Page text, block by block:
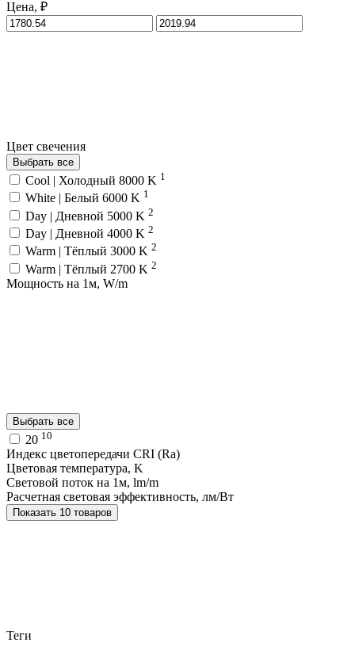
Цена, ₽
Цвет свечения
Выбрать все
Cool | Холодный 8000 K 1
White | Белый 6000 K 1
Day | Дневной 5000 K 2
Day | Дневной 4000 K 2
Warm | Тёплый 3000 K 2
Warm | Тёплый 2700 K 2
Мощность на 1м, W/m
Выбрать все
20 10
Индекс цветопередачи CRI (Ra)
Цветовая температура, K
Световой поток на 1м, lm/m
Расчетная световая эффективность, лм/Вт
Показать 10 товаров
Теги